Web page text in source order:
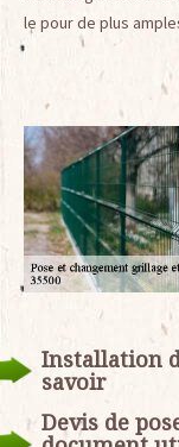
le pour de plus
Installation
savoir
Devis de